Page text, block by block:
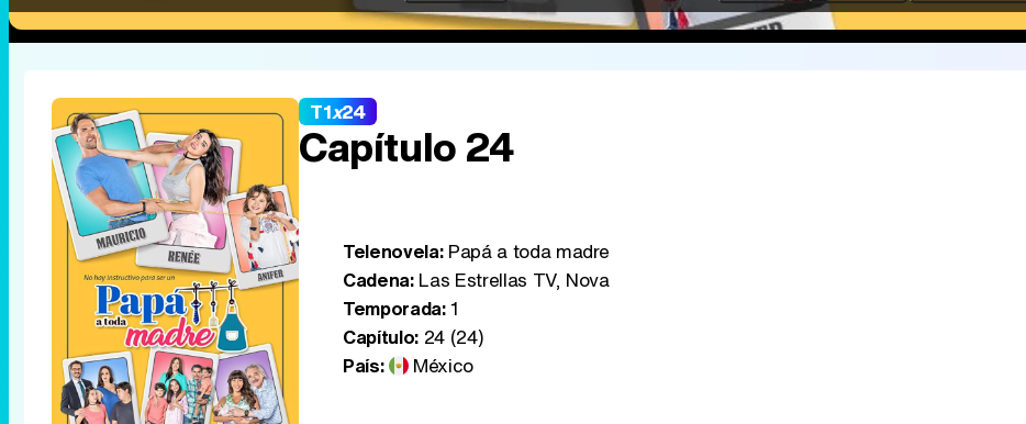
T1x24
Capítulo 24
Telenovela:Papá a toda madre
Cadena:Las Estrellas TV, Nova
Temporada:1
Capítulo:24 (24)
País:
México